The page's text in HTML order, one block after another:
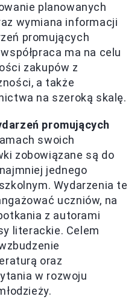
planowanych
wymiana informacji
promujących
ma na celu
zakupów z
a także
na szeroką skalę.
promujących
swoich
zobowiązane są do
jednego
Wydarzenia te
uczniów, na
z autorami
literackie. Celem
oraz
w rozwoju